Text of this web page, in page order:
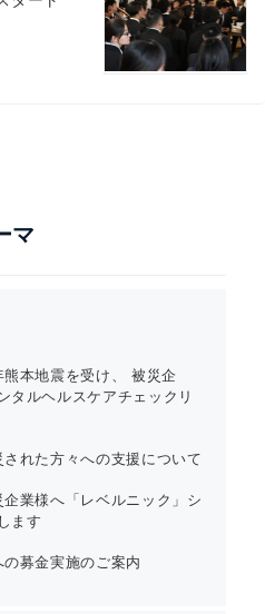
マ
本地震を受け、 被災企
タルヘルスケアチェックリ
れた方々への支援について
業様へ「レベルニック」シ
ます
募金実施のご案内